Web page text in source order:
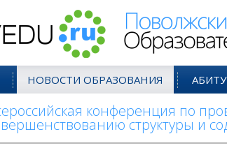
НОВОСТИ ОБРАЗОВАНИЯ
конференция по
структуры и